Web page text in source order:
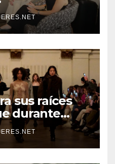
a las
su
financiera
sus raíces
durante
Week a
creativas